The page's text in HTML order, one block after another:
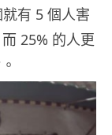
有 5 個人害
25% 的人更